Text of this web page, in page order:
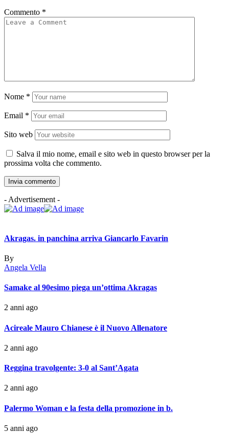
Commento *
Nome *
Email *
Sito web
Salva il mio nome, email e sito web in questo browser per la
prossima volta che commento.
- Advertisement -
Akragas. in panchina arriva Giancarlo Favarin
By
Angela Vella
Samake al 90esimo piega un’ottima Akragas
2 anni ago
Acireale Mauro Chianese è il Nuovo Allenatore
2 anni ago
Reggina travolgente: 3-0 al Sant’Agata
2 anni ago
Palermo Woman e la festa della promozione in b.
5 anni ago